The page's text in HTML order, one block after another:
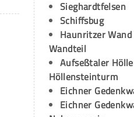
Sieghardtfelsen
Schiffsbug
Haunritzer
Wandteil
Aufseßtaler
Höllensteinturm
Eichner
Eichner